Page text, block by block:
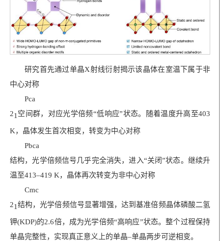
研究首先通过单晶X射线衍射揭示该晶体在室温下属于非
中心对称
Pca
21空间群，对应光学倍频“低响应”状态。随着温度升高至403
K，晶体发生首次相变，转变为中心对称
Pbca
结构，光学倍频信号几乎完全消失，进入“关闭”状态。继续升
温至413–419 K，晶体再次转变为非中心对称
Cmc
21结构，光学倍频信号显著增强，达到基准倍频晶体磷酸二氢
钾(KDP)的2.6倍，成为光学倍频“高响应”状态。整个过程保持
单晶完整性，实现真正意义上的单晶–单晶两步可逆相变。